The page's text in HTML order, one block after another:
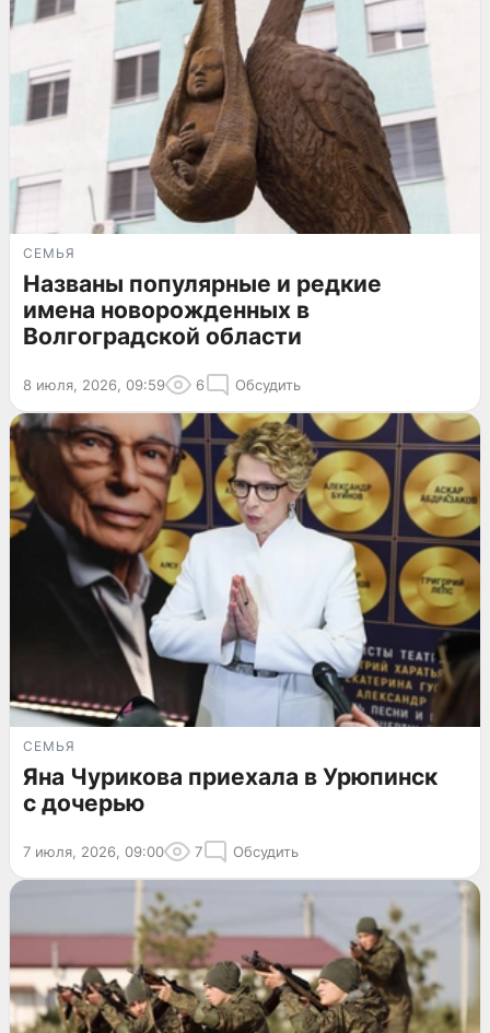
СЕМЬЯ
Названы популярные и редкие
имена новорожденных в
Волгоградской области
8 июля, 2026, 09:59 6 Обсудить
СЕМЬЯ
Яна Чурикова приехала в Урюпинск
с дочерью
7 июля, 2026, 09:00 7 Обсудить